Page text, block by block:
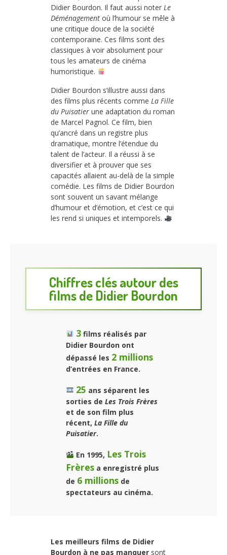
Didier Bourdon. Il faut aussi noter Le
Déménagement où l’humour se mêle à
une critique douce de la société
contemporaine. Ces films sont des
classiques à voir absolument pour
tous les amateurs de cinéma
humoristique.
Didier Bourdon s’illustre aussi dans
des films plus récents comme La Fille
du Puisatier une adaptation du roman
de Marcel Pagnol. Ce film, bien
qu’ancré dans un registre plus
dramatique, montre l’étendue du
talent de l’acteur. Il a réussi à se
diversifier et à prouver que ses
capacités allaient au-delà de la simple
comédie. Les films de Didier Bourdon
sont souvent un savant mélange
d’humour et d’émotion, et c’est ce qui
les rend si uniques et intemporels.
Chiffres clés autour des
films de Didier Bourdon
3films réalisés par
Didier Bourdon ont
dépassé les 2 millions
d’entrées en France.
25 ans séparent les
sorties de Les Trois Frères
et de son film plus
récent, La Fille du
Puisatier.
En 1995, Les Trois
Frères a enregistré plus
de 6 millions de
spectateurs au cinéma.
Les meilleurs films de Didier
Bourdon à ne pas manquer sont